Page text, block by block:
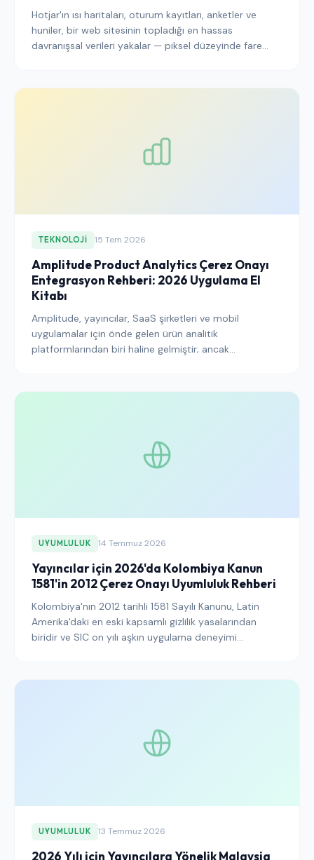
Hotjar'ın ısı haritaları, oturum kayıtları, anketler ve
huniler, bir web sitesinin topladığı en hassas
davranışsal verileri yakalar — piksel düzeyinde fare
kapsamında Hotjar dağıtımının hukuki eşiği yüksektir
TEKNOLOJI 15 Tem 2026
Amplitude Product Analytics Çerez Onayı
Entegrasyon Rehberi: 2026 Uygulama El
Kitabı
Amplitude, yayıncılar, SaaS şirketleri ve mobil
uygulamalar için önde gelen ürün analitik
platformlarından biri haline gelmiştir; ancak
zenginleştirme biçimi doğrudan GDPR, ePrivacy ve
etmeden Amplitude'ü bir Onay Yönetim Platformuna
doğru şekilde nasıl bağlayacağınızı açıklar.
UYUMLULUK 14 Temmuz 2026
Yayıncılar için 2026'da Kolombiya Kanun
1581'in 2012 Çerez Onayı Uyumluluk Rehberi
Kolombiya'nın 2012 tarihli 1581 Sayılı Kanunu, Latin
Amerika'daki en eski kapsamlı gizlilik yasalarından
biridir ve SIC on yılı aşkın uygulama deneyimi
ve 2023 SIC izleme rehberi hakkında 2026'da bilmesi
UYUMLULUK 13 Temmuz 2026
2026 Yılı için Yayıncılara Yönelik Malaysia